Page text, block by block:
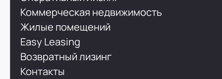
Коммерческая недвижимость
Жилые помещений
Easy Leasing
Возвратный лизинг
Контакты